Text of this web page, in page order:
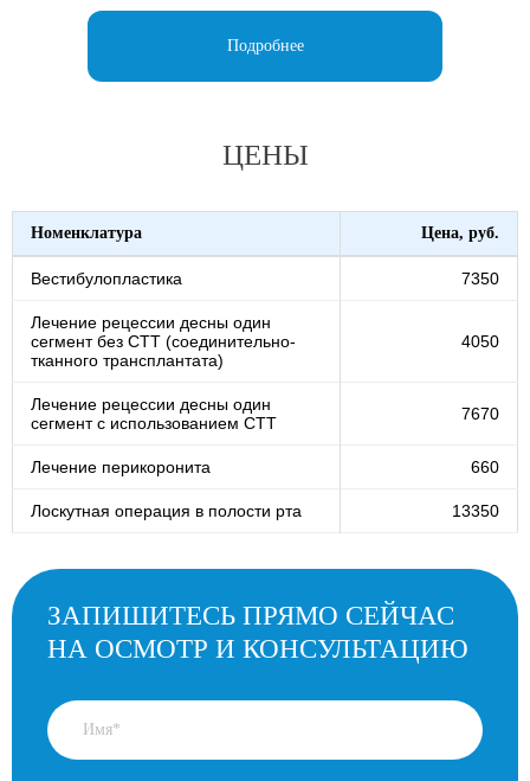
Подробнее
ЦЕНЫ
Номенклатура Цена, руб.
Вестибулопластика 7350
Лечение рецессии десны один
сегмент без СТТ (соединительно-
тканного трансплантата)
4050
Лечение рецессии десны один
сегмент с использованием СТТ
7670
Лечение перикоронита 660
Лоскутная операция в полости рта 13350
ЗАПИШИТЕСЬ ПРЯМО СЕЙЧАС
НА ОСМОТР И КОНСУЛЬТАЦИЮ